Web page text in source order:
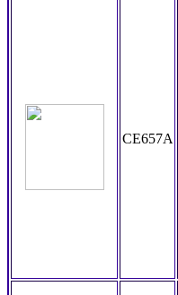
CE657A